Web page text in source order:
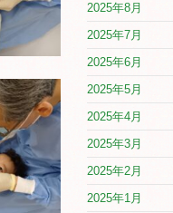
2025年8月
2025年7月
2025年6月
2025年5月
2025年4月
2025年3月
2025年2月
2025年1月